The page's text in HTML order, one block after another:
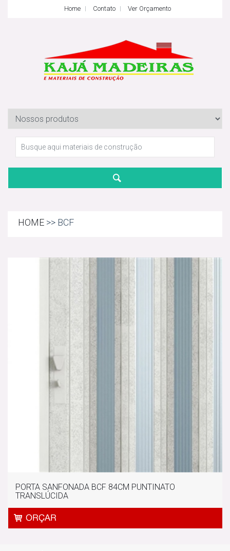
Home Contato Ver Orçamento
HOME >> BCF
PORTA SANFONADA BCF 84CM PUNTINATO
TRANSLÚCIDA